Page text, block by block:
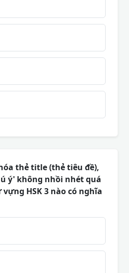
thẻ title (thẻ tiêu đề),
ý' không nhồi nhét quá
HSK 3 nào có nghĩa